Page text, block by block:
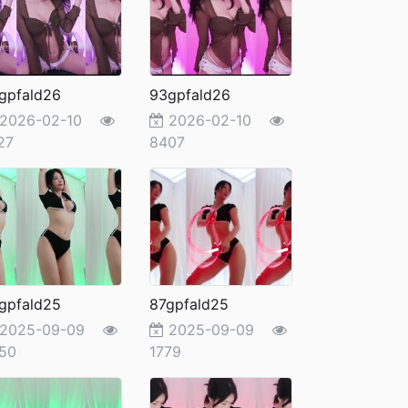
02-10
93gpfald26
2026-02-10
8407
09-09
87gpfald25
2025-09-09
1779